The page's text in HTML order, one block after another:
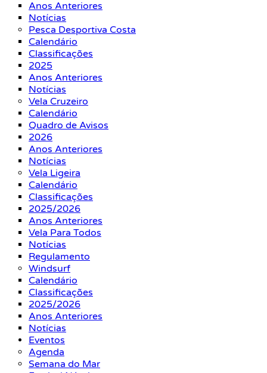
Anos Anteriores
Notícias
Pesca Desportiva Costa
Calendário
Classificações
2025
Anos Anteriores
Notícias
Vela Cruzeiro
Calendário
Quadro de Avisos
2026
Anos Anteriores
Notícias
Vela Ligeira
Calendário
Classificações
2025/2026
Anos Anteriores
Vela Para Todos
Notícias
Regulamento
Windsurf
Calendário
Classificações
2025/2026
Anos Anteriores
Notícias
Eventos
Agenda
Semana do Mar